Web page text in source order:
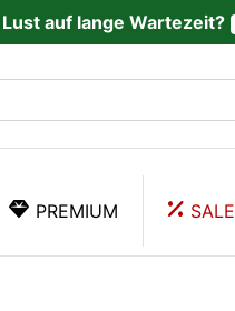
Lust auf lange Wartezeit?
PREMIUM SALE